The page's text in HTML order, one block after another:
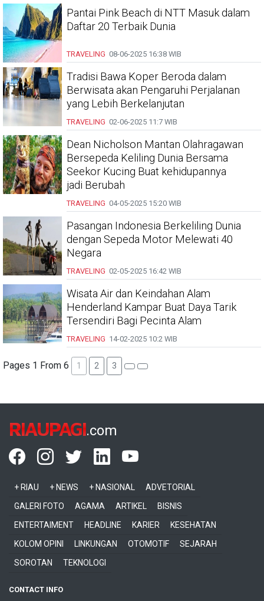
Pantai Pink Beach di NTT Masuk dalam
Daftar 20 Terbaik Dunia
TRAVELING 08-06-2025 16:38 WIB
Tradisi Bawa Koper Beroda dalam
Berwisata akan Pengaruhi Perjalanan
yang Lebih Berkelanjutan
TRAVELING 02-06-2025 11:7 WIB
Dean Nicholson Mantan Olahragawan
Bersepeda Keliling Dunia Bersama
Seekor Kucing Buat kehidupannya
jadi Berubah
TRAVELING 04-05-2025 15:20 WIB
Pasangan Indonesia Berkeliling Dunia
dengan Sepeda Motor Melewati 40
Negara
TRAVELING 02-05-2025 16:42 WIB
Wisata Air dan Keindahan Alam
Henderland Kampar Buat Daya Tarik
Tersendiri Bagi Pecinta Alam
TRAVELING 14-02-2025 10:2 WIB
Pages 1 From 6 1 2 3
RIAUPAGI.com
+ RIAU + NEWS + NASIONAL
ADVETORIAL
GALERI FOTO
AGAMA ARTIKEL
BISNIS
ENTERTAIMENT
HEADLINE KARIER
KESEHATAN
KOLOM OPINI
LINKUNGAN OTOMOTIF
SEJARAH
SOROTAN
TEKNOLOGI
CONTACT INFO